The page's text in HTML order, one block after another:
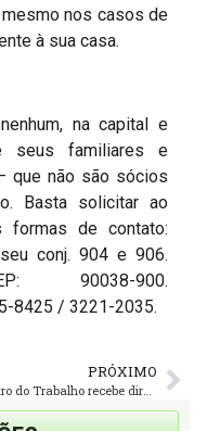
nos casos de
à sua casa.
na capital e
seus familiares e
que não são sócios
Basta solicitar ao
formas de contato:
conj. 904 e 906.
90038-900.
8425 / 3221-2035.
PRÓXIMO
Ministro do Trabalho recebe direção do Sindirodosul em Porto Alegre